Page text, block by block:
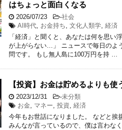
はちょっと面白くなる
2026/07/23 -社会
AI時代, お金持ち, 文化人類学, 経済
「経済」と聞くと、あなたは何を思い
が上がらない…」 ニュースで毎日のよ
問です。 もし無人島に100万円を持 …
【投資】お金は貯めるよりも使
2023/12/31 -未分類
お金, マネー, 投資, 経済
今年もお世話になりました。 などと挨
みんなが言っているので、僕は言わな